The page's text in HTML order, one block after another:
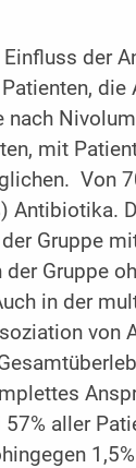
der
nach
mit
Von
Antibiotika.
Gruppe
der Gruppe
in der
von
aller